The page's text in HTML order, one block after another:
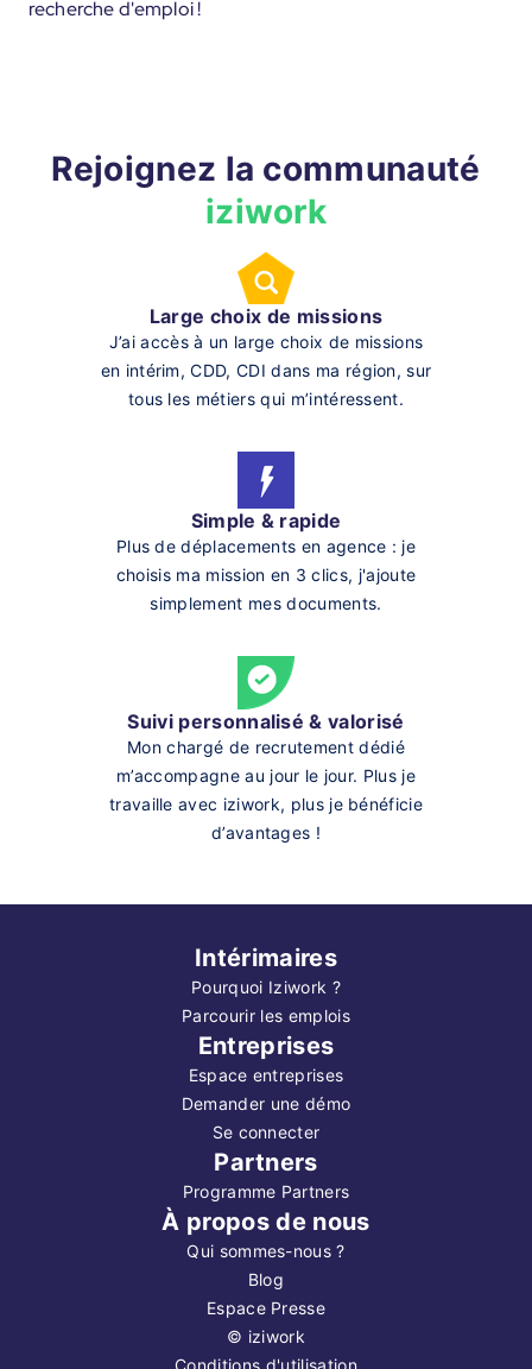
recherche d'emploi !
Rejoignez la communauté
iziwork
Large choix de missions
J’ai accès à un large choix de missions
en intérim, CDD, CDI dans ma région, sur
tous les métiers qui m’intéressent.
Simple & rapide
Plus de déplacements en agence : je
choisis ma mission en 3 clics, j'ajoute
simplement mes documents.
Suivi personnalisé & valorisé
Mon chargé de recrutement dédié
m’accompagne au jour le jour. Plus je
travaille avec iziwork, plus je bénéficie
d’avantages !
Intérimaires
Pourquoi Iziwork ?
Parcourir les emplois
Entreprises
Espace entreprises
Demander une démo
Se connecter
Partners
Programme Partners
À propos de nous
Qui sommes-nous ?
Blog
Espace Presse
© iziwork
Conditions d'utilisation